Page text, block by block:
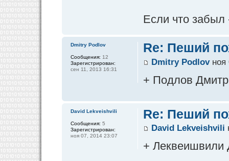
Если что забыл
Re: Пеший
Dmitry Podlovноя
+ Подлов
Dmitry Podlov
Сообщения: 12
Зарегистрирован:
сен 11, 2013 16:31
Re: Пеший
David Lekveishvili
+ Леквеишвили
David Lekveishvili
Сообщения: 5
Зарегистрирован:
ноя 07, 2014 23:07